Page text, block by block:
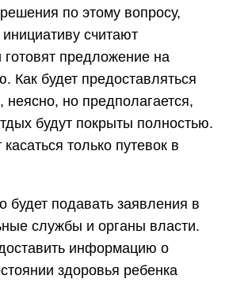
по этому вопросу,
считают
предложение на
Как будет предоставляться
но предполагается,
будут покрыты полностью.
только путевок в
будет подавать заявления в
службы и органы власти.
информацию о
здоровья ребенка